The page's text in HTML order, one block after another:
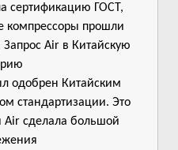
сертификацию ГОСТ,
компрессоры прошли
Air в Китайскую
одобрен Китайским
стандартизации. Это
Air сделала большой